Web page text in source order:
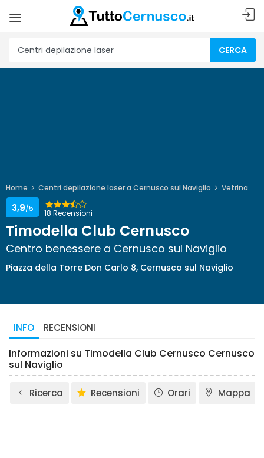
CERCA
Home Centri depilazione laser a Cernusco sul Naviglio Vetrina
18 Recensioni
3,9/5
Timodella Club Cernusco
Centro benessere a Cernusco sul Naviglio
Piazza della Torre Don Carlo 8, Cernusco sul Naviglio
INFO RECENSIONI
Informazioni su Timodella Club Cernusco Cernusco
sul Naviglio
Ricerca Recensioni Orari Mappa